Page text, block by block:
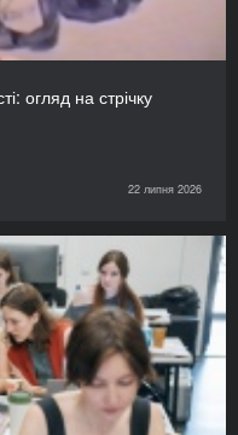
огляд на стрічку
22 липня 2026